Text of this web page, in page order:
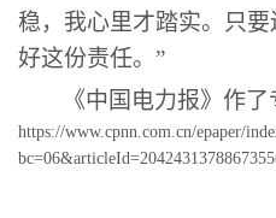
稳，我心里才踏实。只
好这份责任。”
《中国电力报》作
https://www.cpnn.com.cn/epaper/